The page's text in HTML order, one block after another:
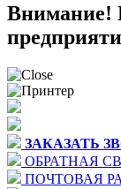
Внимание!
ЗАКАЗАТЬ
ОБРАТНАЯ
ПОЧТОВАЯ